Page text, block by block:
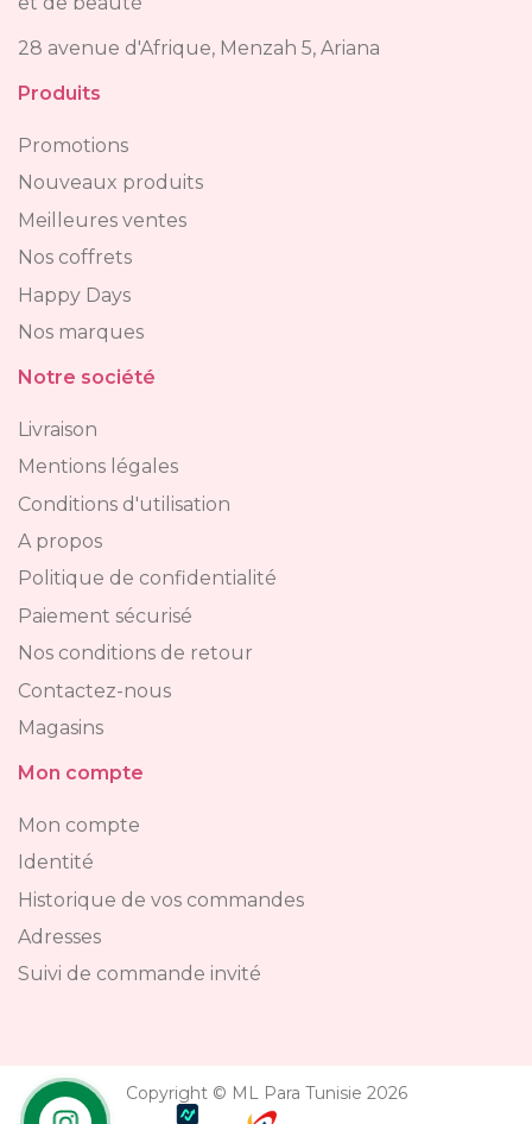
et de beauté
28 avenue d'Afrique, Menzah 5, Ariana
Produits
Promotions
Nouveaux produits
Meilleures ventes
Nos coffrets
Happy Days
Nos marques
Notre société
Livraison
Mentions légales
Conditions d'utilisation
A propos
Politique de confidentialité
Paiement sécurisé
Nos conditions de retour
Contactez-nous
Magasins
Mon compte
Mon compte
Identité
Historique de vos commandes
Adresses
Suivi de commande invité
Copyright © ML Para Tunisie 2026